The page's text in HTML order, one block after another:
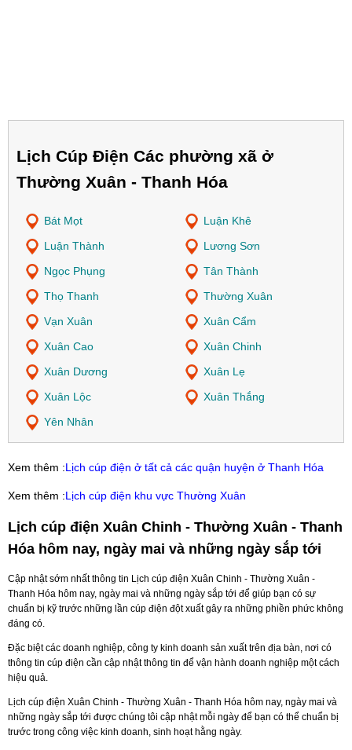
Lịch Cúp Điện Các phường xã ở
Thường Xuân - Thanh Hóa
Bát Mọt
Luận Khê
Luận Thành
Lương Sơn
Ngọc Phụng
Tân Thành
Thọ Thanh
Thường Xuân
Vạn Xuân
Xuân Cẩm
Xuân Cao
Xuân Chinh
Xuân Dương
Xuân Lẹ
Xuân Lộc
Xuân Thắng
Yên Nhân
Xem thêm :Lịch cúp điện ở tất cả các quận huyện ở Thanh Hóa
Xem thêm :Lịch cúp điện khu vực Thường Xuân
Lịch cúp điện Xuân Chinh - Thường Xuân - Thanh
Hóa hôm nay, ngày mai và những ngày sắp tới
Cập nhật sớm nhất thông tin Lịch cúp điện Xuân Chinh - Thường Xuân -
Thanh Hóa hôm nay, ngày mai và những ngày sắp tới để giúp bạn có sự
chuẩn bị kỹ trước những lần cúp điện đột xuất gây ra những phiền phức không
đáng có.
Đặc biệt các doanh nghiệp, công ty kinh doanh sản xuất trên địa bàn, nơi có
thông tin cúp điện cần cập nhật thông tin để vận hành doanh nghiệp một cách
hiệu quả.
Lịch cúp điện Xuân Chinh - Thường Xuân - Thanh Hóa hôm nay, ngày mai và
những ngày sắp tới được chúng tôi cập nhật mỗi ngày để bạn có thể chuẩn bị
trước trong công việc kinh doanh, sinh hoạt hằng ngày.